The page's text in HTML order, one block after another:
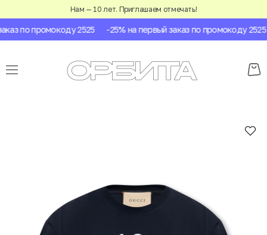
Нам — 10 лет. Приглашаем отмечать!
по промокоду 2525 -25% на первый заказ по промокоду 2525